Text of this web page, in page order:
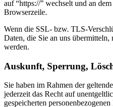
auf “https://” wechselt und an
Browserzeile.
Wenn die SSL- bzw. TLS-
Daten, die Sie an uns
werden.
Auskunft, Sperrung,
Sie haben im Rahmen der
jederzeit das Recht auf
gespeicherten